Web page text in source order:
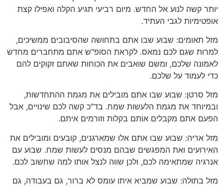
יותר קשה לנוע אל החדש. מיום רביעי תגיע הקלה ואפילו קצת
אופטימיות לגבי העתיד.
מזל תאומים: שבוע שבו אתם בתחושה שהסיבובים ממשיכים,
למרות שגם לכם נמאס. לקראת הסופ"ש אתם מתחברים מחדש
לאמונה שלכם, ומשם שואבים את הכוחות שאתם זקוקים להם
כדי לעמוד על שלכם.
מזל סרטן: שבוע שבו אתם מובילים את מגמת ההתחדשות,
ובמיוחד את מגמת הלעשות שמח. בד"כ קשה לכם שינויים, אבל
הפעם אתם מקבלים אותם בקלות וזורמים איתם.
מזל אריה: שבוע שבו אתם אלו שמארגנים, קובעים ומובילים את
האירועים ואת המפגשים שבהם מנסים לעשות שמח. שבוע עם
אנרגיה שמתאימה לכם, ולכן שווה לנצל אותו למה שחשוב לכם.
מזל בתולה: שבוע שמביא איתו עומס לא ברור, גם בעבודה, גם